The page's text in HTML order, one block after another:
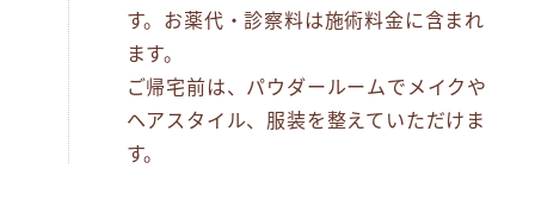
す。お薬代・診察料は施術料金に含まれ
ます。
ご帰宅前は、パウダールームでメイクや
ヘアスタイル、服装を整えていただけま
す。